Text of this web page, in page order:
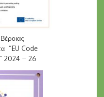
“EU Code
2024 – 26